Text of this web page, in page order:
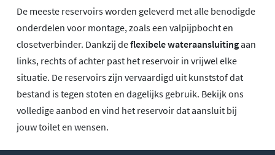
De meeste reservoirs worden geleverd met alle benodigde
onderdelen voor montage, zoals een valpijpbocht en
closetverbinder. Dankzij deflexibele wateraansluitingaan
links, rechts of achter past het reservoir in vrijwel elke
situatie. De reservoirs zijn vervaardigd uit kunststof dat
bestand is tegen stoten en dagelijks gebruik. Bekijk ons
volledige aanbod en vind het reservoir dat aansluit bij
jouw toilet en wensen.